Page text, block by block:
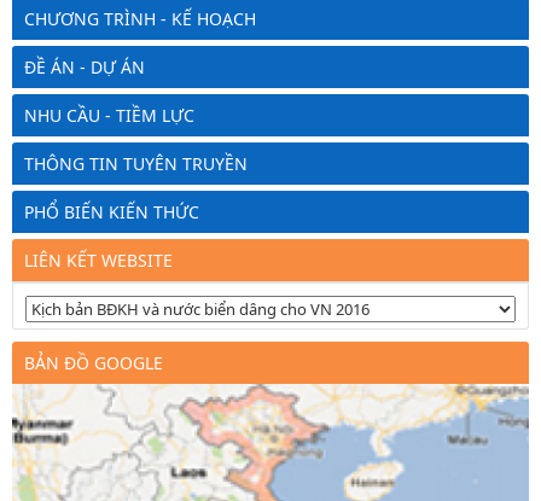
CHƯƠNG TRÌNH - KẾ HOẠCH
ĐỀ ÁN - DỰ ÁN
NHU CẦU - TIỀM LỰC
THÔNG TIN TUYÊN TRUYỀN
PHỔ BIẾN KIẾN THỨC
LIÊN KẾT WEBSITE
BẢN ĐỒ GOOGLE